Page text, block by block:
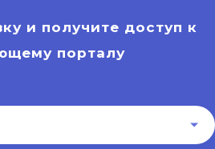
и получите доступ к
порталу